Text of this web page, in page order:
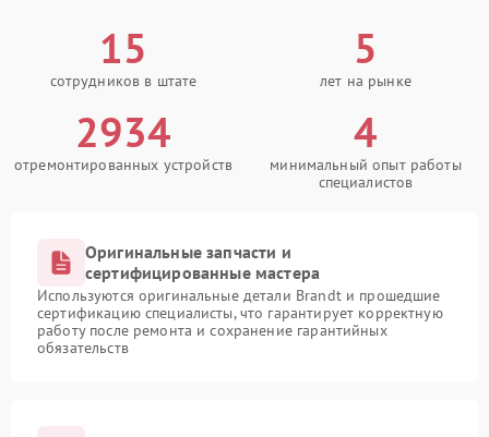
15
сотрудников в штате
5
лет на рынке
2934
отремонтированных устройств
4
минимальный опыт работы
специалистов
Оригинальные запчасти и
сертифицированные мастера
Используются оригинальные детали Brandt и прошедшие
сертификацию специалисты, что гарантирует корректную
работу после ремонта и сохранение гарантийных
обязательств